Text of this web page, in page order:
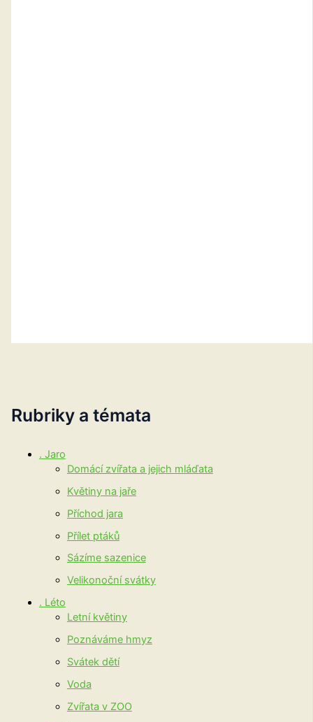
Rubriky a témata
. Jaro
Domácí zvířata a jejich mláďata
Květiny na jaře
Příchod jara
Přílet ptáků
Sázíme sazenice
Velikonoční svátky
. Léto
Letní květiny
Poznáváme hmyz
Svátek dětí
Voda
Zvířata v ZOO